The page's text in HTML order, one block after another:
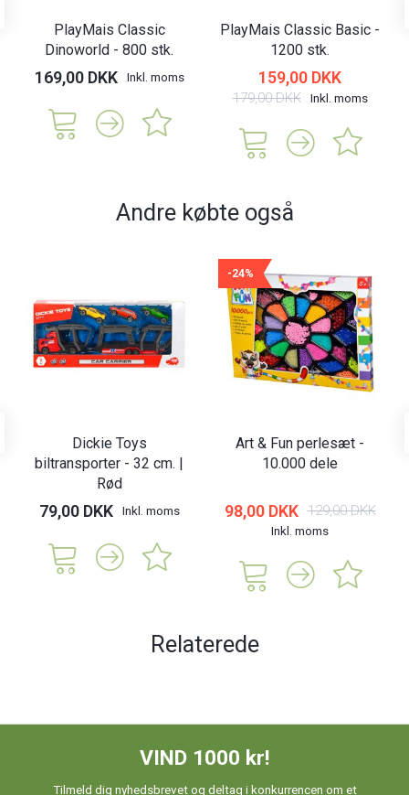
PlayMais Classic
Dinoworld - 800 stk.
169,00 DKK Inkl. moms
PlayMais Classic Basic -
1200 stk.
159,00 DKK
179,00 DKK Inkl. moms
Andre købte også
Dickie Toys
biltransporter - 32 cm. |
Rød
79,00 DKK Inkl. moms
-24%
Art & Fun perlesæt -
10.000 dele
98,00 DKK 129,00 DKK
Inkl. moms
Relaterede
VIND 1000 kr!
Tilmeld dig nyhedsbrevet og deltag i konkurrencen om et